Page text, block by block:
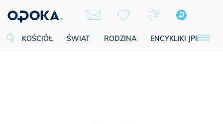
KOŚCIÓŁ ŚWIAT RODZINA ENCYKLIKI JPII